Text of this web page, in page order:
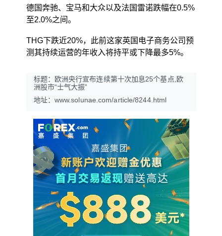
德国奔驰、宝马和大众以及法国雷诺跌幅在0.5%
至2.0%之间。
THG下跌近20%，此前这家英国电子商务公司预
测其持续运营的年收入将持平或下降最多5%。
标题：欧洲央行宣布连续第十次加息25个基点,欧
洲股市“士气大振”
地址：www.solunae.com/article/8244.html